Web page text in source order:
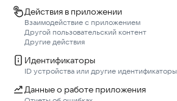
Действия в приложении
Взаимодействие с приложением
Другой пользовательский контент
Другие действия
Идентификаторы
ID устройства или другие идентификаторы
Данные о работе приложения